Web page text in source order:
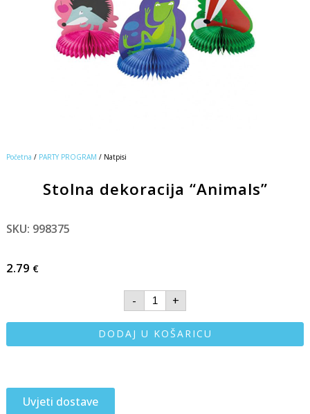
Početna / PARTY PROGRAM / Natpisi
Stolna dekoracija “Animals”
SKU: 998375
2.79 €
- +
DODAJ U KOŠARICU
Uvjeti dostave